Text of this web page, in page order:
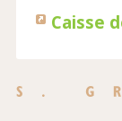
Caisse